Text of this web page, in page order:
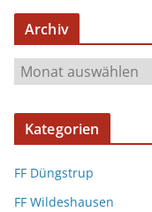
Archiv
Kategorien
FF Düngstrup
FF Wildeshausen